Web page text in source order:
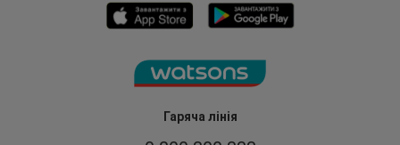
Гаряча лінія